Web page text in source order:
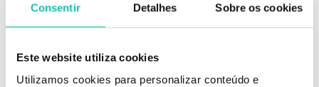
Consentir Detalhes Sobre os cookies
Este website utiliza cookies
Utilizamos cookies para personalizar conteúdo e
8.09€ 10.98€